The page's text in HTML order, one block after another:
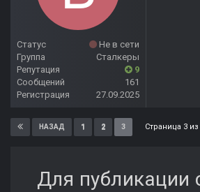
Статус
Не в сети
Группа
Сталкеры
Репутация
9
Сообщений
161
Регистрация
27.09.2025
НАЗАД 1 2 3 Страница 3 из
Для публикации